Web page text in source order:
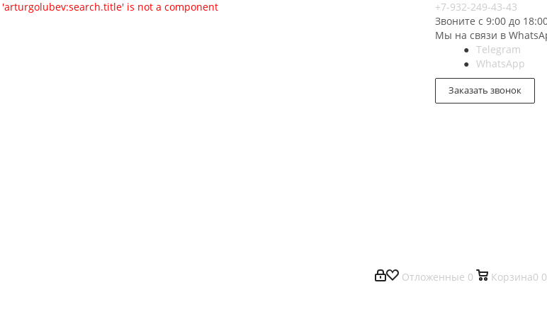
'arturgolubev:search.title' is not a component
+7-932-249-43-43
Звоните с 9:00 до
Мы на связи в
Telegram
WhatsApp
Заказать звонок
Отложенные 0 Корзина0 0